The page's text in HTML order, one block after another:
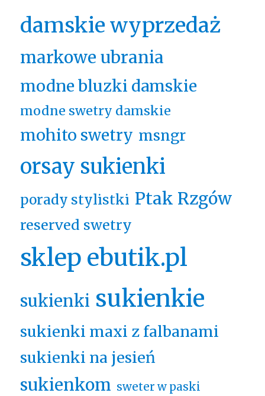
damskie wyprzedaż
markowe ubrania
modne bluzki damskie
modne swetry damskie
mohito swetry msngr
orsay sukienki
porady stylistki Ptak Rzgów
reserved swetry
sklep ebutik.pl
sukienki sukienkie
sukienki maxi z falbanami
sukienki na jesień
sukienkom sweter w paski